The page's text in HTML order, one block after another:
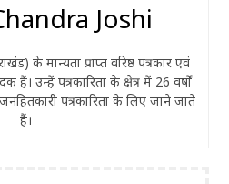
Joshi
के मान्यता प्राप्त वरिष्ठ पत्रकार एवं
हैं। उन्हें पत्रकारिता के क्षेत्र में 26 वर्षों
पत्रकारिता के लिए जाने जाते
हैं।